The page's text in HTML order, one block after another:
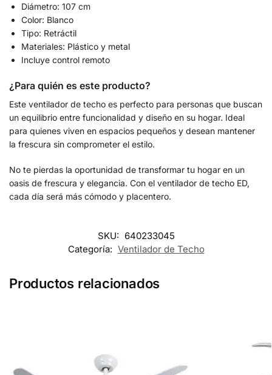
Diámetro: 107 cm
Color: Blanco
Tipo: Retráctil
Materiales: Plástico y metal
Incluye control remoto
¿Para quién es este producto?
Este ventilador de techo es perfecto para personas que buscan
un equilibrio entre funcionalidad y diseño en su hogar. Ideal
para quienes viven en espacios pequeños y desean mantener
la frescura sin comprometer el estilo.
No te pierdas la oportunidad de transformar tu hogar en un
oasis de frescura y elegancia. Con el ventilador de techo ED,
cada día será más cómodo y placentero.
SKU: 640233045
Categoría: Ventilador de Techo
Productos relacionados